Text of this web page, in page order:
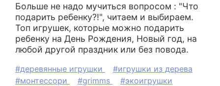
Больше не надо мучиться вопросом : "Что
подарить ребенку?!", читаем и выбираем.
Топ игрушек, которые можно подарить
ребенку на День Рождения, Новый год, на
любой другой праздник или без повода.
#деревянные игрушки
#игрушки из дерева
#монтессори
#grimms
#экоигрушки